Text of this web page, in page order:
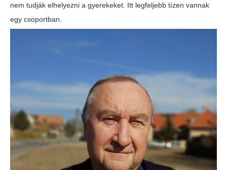
nem tudják elhelyezni a gyerekeket. Itt legfeljebb tízen vannak
egy csoportban.